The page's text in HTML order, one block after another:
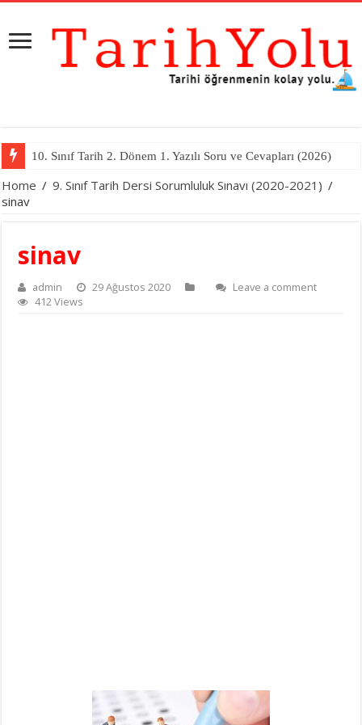
10. Sınıf Tarih 2. Dönem 1. Yazılı Soru ve Cevapları (2026)
Home / 9. Sınıf Tarih Dersi Sorumluluk Sınavı (2020-2021) /
sinav
sinav
admin 29 Ağustos 2020
Leave a comment
412 Views